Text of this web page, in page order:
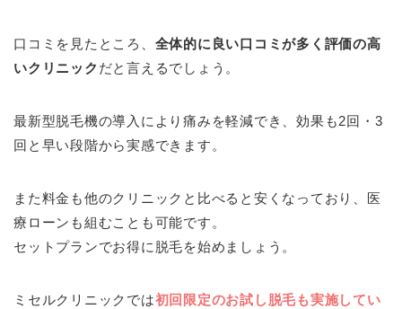
口コミを見たところ、 全体的に良い口コミが多く評価の高
いクリニック だと言えるでしょう。
最新型脱毛機の導入により痛みを軽減でき、効果も2回・3
回と早い段階から実感できます。
また料金も他のクリニックと比べると安くなっており、医
療ローンも組むことも可能です。
セットプランでお得に脱毛を始めましょう。
ミセルクリニックでは初回限定のお試し脱毛も実施してい